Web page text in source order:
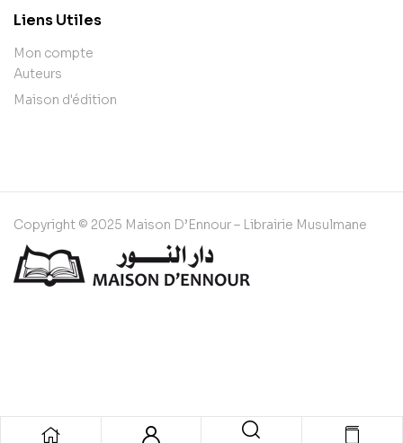
Liens Utiles
Mon compte
Auteurs
Maison d'édition
Copyright © 2025 Maison D’Ennour – Librairie Musulmane